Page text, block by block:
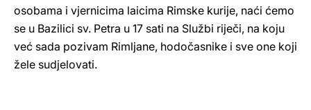
osobama i vjernicima laicima Rimske kurije, naći ćemo
se u Bazilici sv. Petra u 17 sati na Službi riječi, na koju
već sada pozivam Rimljane, hodočasnike i sve one koji
žele sudjelovati.